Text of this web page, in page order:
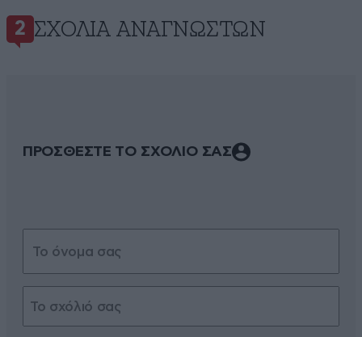
2 ΣΧΌΛΙΑ ΑΝΑΓΝΩΣΤΏΝ
ΠΡΟΣΘΕΣΤΕ ΤΟ ΣΧΟΛΙΟ ΣΑΣ